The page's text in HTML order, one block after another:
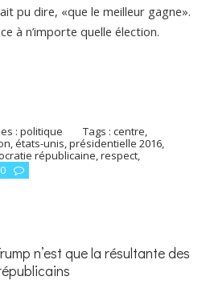
pu dire, «que le meilleur gagne».
à n’importe quelle élection.
:politique Tags :centre,
,états-unis,présidentielle 2016,
républicaine,respect,
0
n’est que la résultante des